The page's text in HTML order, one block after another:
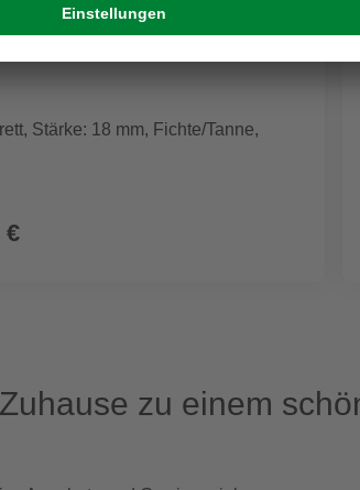
Stärke: 18 mm, Fichte/Tanne,
€
zu einem